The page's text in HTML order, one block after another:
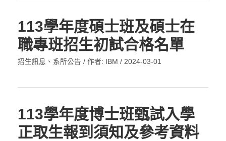
113學年度碩士班及碩士在
職專班招生初試合格名單
招生訊息 、 系所公告 / 作者: IBM / 2024-03-01
113學年度博士班甄試入學
正取生報到須知及參考資料